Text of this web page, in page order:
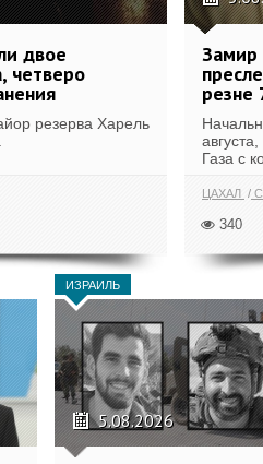
двое
четверо
резерва Харель
Замир
резне
Газа с
ЦАХАЛ
340
ИЗРАИЛЬ
5.08.2026